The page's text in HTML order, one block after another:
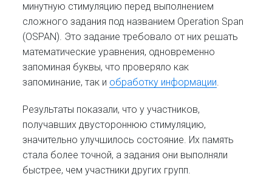
минутную стимуляцию перед выполнением
сложного задания под названием Operation Span
(OSPAN). Это задание требовало от них решать
математические уравнения, одновременно
запоминая буквы, что проверяло как
запоминание, так и обработку информации.
Результаты показали, что у участников,
получавших двустороннюю стимуляцию,
значительно улучшилось состояние. Их память
стала более точной, а задания они выполняли
быстрее, чем участники других групп.